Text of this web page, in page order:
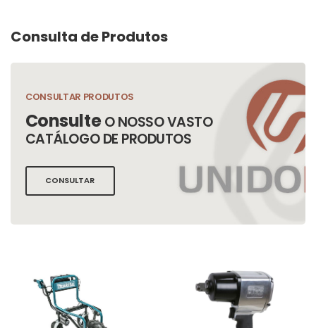
Consulta de Produtos
CONSULTAR PRODUTOS
ConsulteO NOSSO VASTO
CATÁLOGO DE PRODUTOS
CONSULTAR